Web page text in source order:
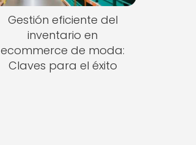
Gestión eficiente del
inventario en
ecommerce de moda:
Claves para el éxito